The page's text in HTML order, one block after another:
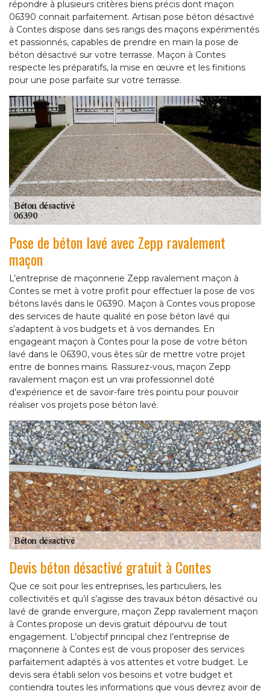
répondre à plusieurs critères biens précis dont maçon
06390 connait parfaitement. Artisan pose béton désactivé
à Contes dispose dans ses rangs des maçons expérimentés
et passionnés, capables de prendre en main la pose de
béton désactivé sur votre terrasse. Maçon à Contes
respecte les préparatifs, la mise en œuvre et les finitions
pour une pose parfaite sur votre terrasse.
Pose de béton lavé avec Zepp ravalement
maçon
L’entreprise de maçonnerie Zepp ravalement maçon à
Contes se met à votre profit pour effectuer la pose de vos
bétons lavés dans le 06390. Maçon à Contes vous propose
des services de haute qualité en pose béton lavé qui
s’adaptent à vos budgets et à vos demandes. En
engageant maçon à Contes pour la pose de votre béton
lavé dans le 06390, vous êtes sûr de mettre votre projet
entre de bonnes mains. Rassurez-vous, maçon Zepp
ravalement maçon est un vrai professionnel doté
d'expérience et de savoir-faire très pointu pour pouvoir
réaliser vos projets pose béton lavé.
Devis béton désactivé gratuit à Contes
Que ce soit pour les entreprises, les particuliers, les
collectivités et qu’il s’agisse des travaux béton désactivé ou
lavé de grande envergure, maçon Zepp ravalement maçon
à Contes propose un devis gratuit dépourvu de tout
engagement. L’objectif principal chez l’entreprise de
maçonnerie à Contes est de vous proposer des services
parfaitement adaptés à vos attentes et votre budget. Le
devis sera établi selon vos besoins et votre budget et
contiendra toutes les informations que vous devrez avoir de